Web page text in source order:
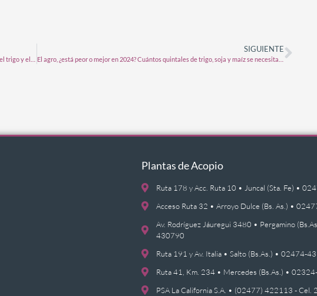
SIGUIENTE
Plantas de Acopio
Ruta 178 y Acc. Ruta 10 • Juncal (Sta. Fe) •
Acceso Ruta 32 • Arroyo Dulce (Bs. As.) •
Av. Rodríguez Jáuregui 3480 • Pergamino
430790
Ruta 191 y Av. Italia • Salto (Bs.As.) • 02474-
Ruta 41, Km. 234 • Mercedes (Bs.As.) •
PSA La California S.A. • (02477) 422113 -